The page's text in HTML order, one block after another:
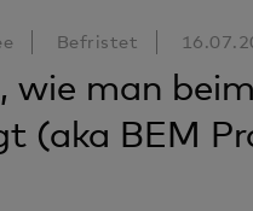
Befristet
wie man
(aka BEM